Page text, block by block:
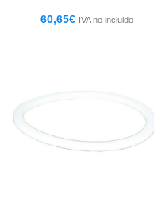
60,65€ IVA no incluido